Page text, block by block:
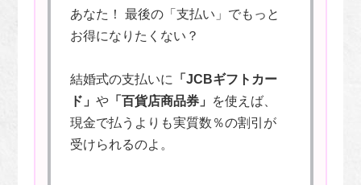
あなた！ 最後の「支払い」でもっと
お得になりたくない？
結婚式の支払いに
「JCBギフトカー
ド」や 「百貨店商品券」 を使えば、
現金で払うよりも実質数％の割引が
受けられるのよ。